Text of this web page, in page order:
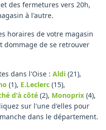
des fermetures vers 20h,
à l'autre.
horaires de votre magasin
dommage de se retrouver
dans l'Oise : Aldi (21),
(1), E.Leclerc (15),
d'à côté (2), Monoprix (4),
sur l'une d'elles pour
dans le département.